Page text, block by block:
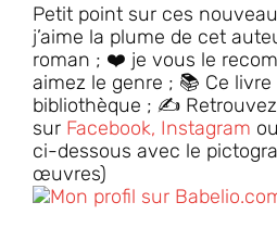
Petit point sur ces
j’aime la plume de cet
roman ; ❤️ je vous le
aimez le genre ; 📚 Ce
bibliothèque ; ✍️
sur Facebook, Instagram ou
ci-dessous avec le
œuvres)